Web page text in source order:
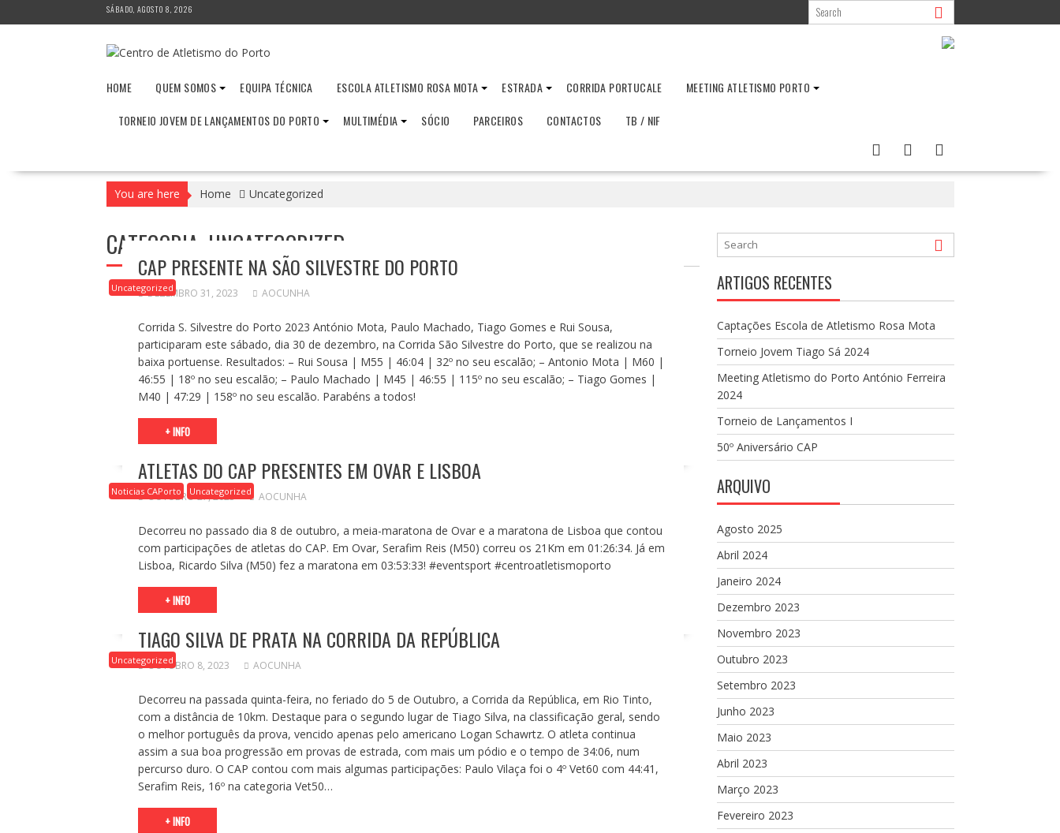
to
SÁBADO, AGOSTO 8, 2026
HOME QUEM SOMOS EQUIPA TÉCNICA ESCOLA ATLETISMO ROSA MOTA ESTRADA CORRIDA PORTUCALE
MEETING ATLETISMO PORTO
TORNEIO JOVEM DE LANÇAMENTOS DO PORTO
MULTIMÉDIA SÓCIO PARCEIROS CONTACTOS TB / NIF
You are here Home Uncategorized
CATEGORIA: UNCATEGORIZED
Uncategorized
CAP PRESENTE NA SÃO SILVESTRE DO PORTO
DEZEMBRO 31, 2023 AOCUNHA
Corrida S. Silvestre do Porto 2023 António Mota, Paulo Machado, Tiago Gomes e Rui Sousa,
participaram este sábado, dia 30 de dezembro, na Corrida São Silvestre do Porto, que se realizou na
baixa portuense. Resultados: – Rui Sousa | M55 | 46:04 | 32º no seu escalão; – Antonio Mota | M60 |
46:55 | 18º no seu escalão; – Paulo Machado | M45 | 46:55 | 115º no seu escalão; – Tiago Gomes |
M40 | 47:29 | 158º no seu escalão. Parabéns a todos!
+ INFO
Noticias CAPorto Uncategorized
ATLETAS DO CAP PRESENTES EM OVAR E LISBOA
OUTUBRO 27, 2023 AOCUNHA
Decorreu no passado dia 8 de outubro, a meia-maratona de Ovar e a maratona de Lisboa que contou
com participações de atletas do CAP. Em Ovar, Serafim Reis (M50) correu os 21Km em 01:26:34. Já em
Lisboa, Ricardo Silva (M50) fez a maratona em 03:53:33! #eventsport #centroatletismoporto
+ INFO
Uncategorized
TIAGO SILVA DE PRATA NA CORRIDA DA REPÚBLICA
OUTUBRO 8, 2023 AOCUNHA
Decorreu na passada quinta-feira, no feriado do 5 de Outubro, a Corrida da República, em Rio Tinto,
com a distância de 10km. Destaque para o segundo lugar de Tiago Silva, na classificação geral, sendo
o melhor português da prova, vencido apenas pelo americano Logan Schawrtz. O atleta continua
assim a sua boa progressão em provas de estrada, com mais um pódio e o tempo de 34:06, num
percurso duro. O CAP contou com mais algumas participações: Paulo Vilaça foi o 4º Vet60 com 44:41,
Serafim Reis, 16º na categoria Vet50…
+ INFO
ARTIGOS RECENTES
Captações Escola de Atletismo Rosa Mota
Torneio Jovem Tiago Sá 2024
Meeting Atletismo do Porto António Ferreira
2024
Torneio de Lançamentos I
50º Aniversário CAP
ARQUIVO
Agosto 2025
Abril 2024
Janeiro 2024
Dezembro 2023
Novembro 2023
Outubro 2023
Setembro 2023
Junho 2023
Maio 2023
Abril 2023
Março 2023
Fevereiro 2023